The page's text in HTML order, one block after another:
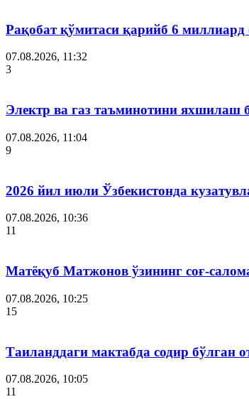
Рақобат қўмитаси қарийб 6
07.08.2026, 11:32
3
Электр ва газ таъминотини яхшилаш
07.08.2026, 11:04
9
2026 йил июли Ўзбекистонда
07.08.2026, 10:36
11
Матёқуб Матжонов ўзининг соғ-
07.08.2026, 10:25
15
Таиланддаги мактабда содир бўлган
07.08.2026, 10:05
11